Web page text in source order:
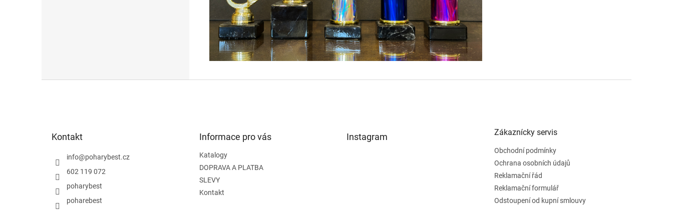
Kontakt
info@poharybest.cz
602 119 072
poharybest
poharebest
Informace pro vás
Katalogy
DOPRAVA A PLATBA
SLEVY
Kontakt
Instagram Zákaznícky servis
Obchodní podmínky
Ochrana osobních údajů
Reklamační řád
Reklamační formulář
Odstoupení od kupní smlouvy